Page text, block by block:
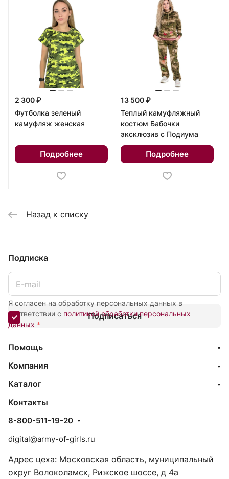
2 300 ₽
Футболка зеленый
камуфляж женская
Подробнее
13 500 ₽
Теплый камуфляжный
костюм Бабочки
эксклюзив с Подиума
Подробнее
Назад к списку
Подписка
Я согласен на обработку персональных данных в
соответствии с политикой обработки персональных
данных *
Подписаться
Помощь
Компания
Каталог
Контакты
8-800-511-19-20
digital@army-of-girls.ru
Адрес цеха: Московская область, муниципальный
округ Волоколамск, Рижское шоссе, д 4а